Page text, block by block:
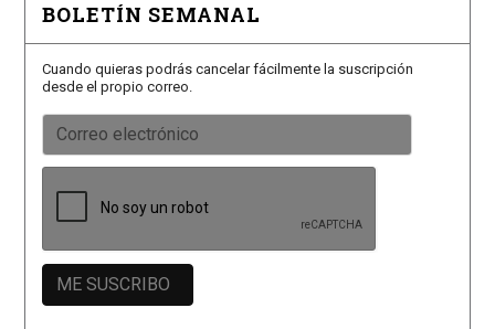
BOLETÍN SEMANAL
Cuando quieras podrás cancelar fácilmente la suscripción
desde el propio correo.